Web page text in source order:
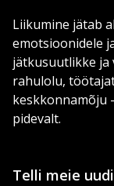
Liikumine jätab
emotsioonidele
jätkusuutlikke ja
rahulolu,
keskkonnamõju
pidevalt.
Telli meie